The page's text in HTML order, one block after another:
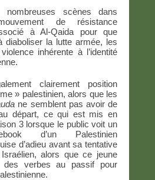
scènes dans
de résistance
à Al-Qaida pour que
diaboliser la lutte armée, les
inhérente à l’identité
clairement position
» palestinien, alors que les
ne semblent pas avoir de
départ, ce qui est mis en
3 lorsque le public voit un
d’un Palestinien
d’adieu avant sa tentative
alors que ce jeune
des verbes au passif pour